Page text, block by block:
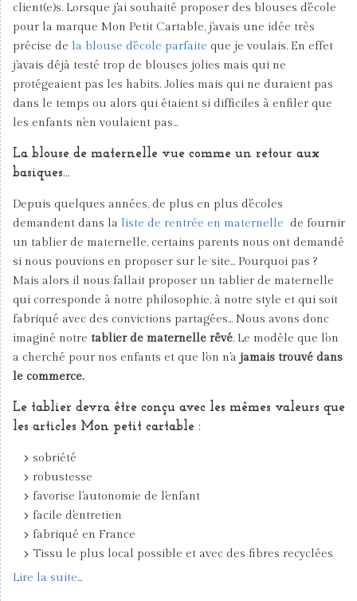
client(e)s. Lorsque j'ai souhaité proposer des blouses d'école
pour la marque Mon Petit Cartable, j'avais une idée très
précise de la blouse d'école parfaite que je voulais. En effet
j'avais déjà testé trop de blouses jolies mais qui ne
protégeaient pas les habits. Jolies mais qui ne duraient pas
dans le temps ou alors qui étaient si difficiles à enfiler que
les enfants n'en voulaient pas...
La blouse de maternelle vue comme un retour aux
basiques...
Depuis quelques années, de plus en plus d'écoles
demandent dans la liste de rentrée en maternelle de fournir
un tablier de maternelle, certains parents nous ont demandé
si nous pouvions en proposer sur le site... Pourquoi pas ?
Mais alors il nous fallait proposer un tablier de maternelle
qui corresponde à notre philosophie, à notre style et qui soit
fabriqué avec des convictions partagées... Nous avons donc
imaginé notre tablier de maternelle rêvé. Le modèle que l'on
a cherché pour nos enfants et que l'on n'a jamais trouvé dans
le commerce.
Le tablier devra être conçu avec les mêmes valeurs que
les articles Mon petit cartable :
sobriété
robustesse
favorise l'autonomie de l'enfant
facile d'entretien
fabriqué en France
Tissu le plus local possible et avec des fibres recyclées
Lire la suite...